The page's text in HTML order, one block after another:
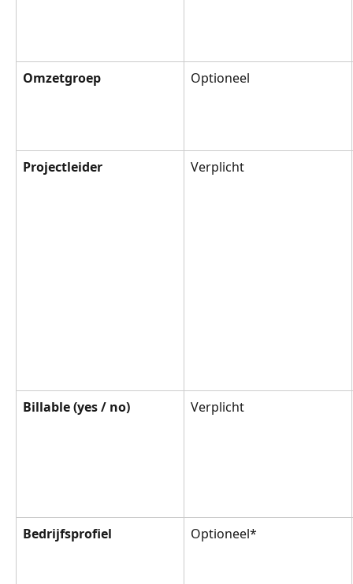
Omzetgroep Optioneel
Projectleider Verplicht
Billable (yes / no) Verplicht
Bedrijfsprofiel Optioneel*